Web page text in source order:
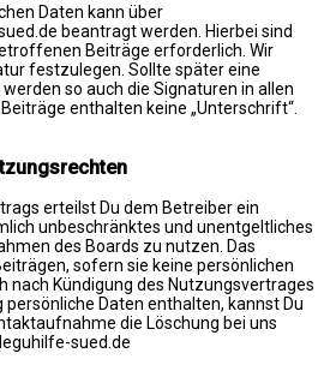
Daten kann über
beantragt werden. Hierbei sind
Beiträge erforderlich. Wir
festzulegen. Sollte später eine
so auch die Signaturen in allen
enthalten keine „Unterschrift“.
erteilst Du dem Betreiber ein
unbeschränktes und unentgeltliches
des Boards zu nutzen. Das
sofern sie keine persönlichen
nach Kündigung des Nutzungsvertrages
persönliche Daten enthalten, kannst Du
die Löschung bei uns
sued.de